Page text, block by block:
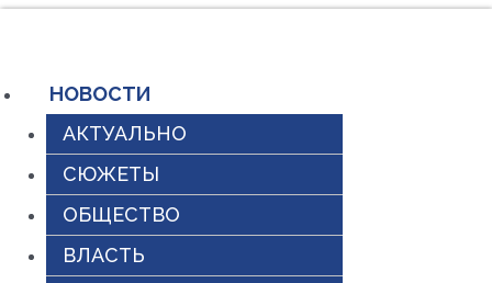
содержимому
НОВОСТИ
АКТУАЛЬНО
СЮЖЕТЫ
ОБЩЕСТВО
ВЛАСТЬ